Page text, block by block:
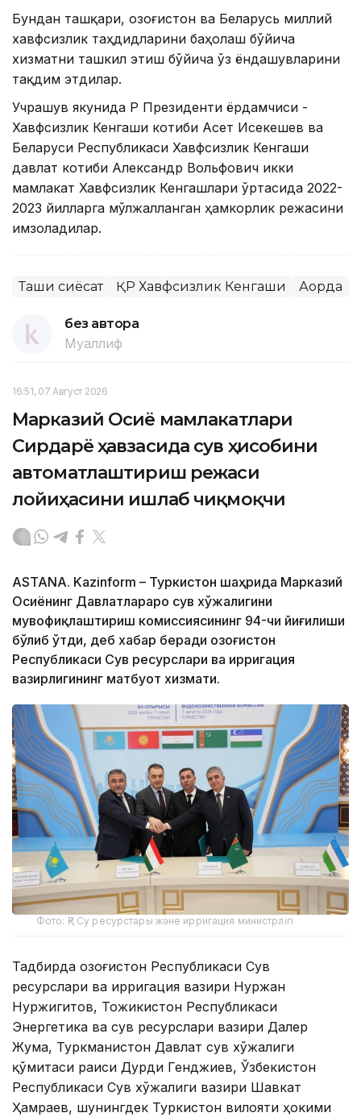
Бундан ташқари, Қозоғистон ва Беларусь миллий
хавфсизлик таҳдидларини баҳолаш бўйича
хизматни ташкил этиш бўйича ўз ёндашувларини
тақдим этдилар.
Учрашув якунида ҚР Президенти ёрдамчиси -
Хавфсизлик Кенгаши котиби Aсет Исекешев ва
Беларуси Республикаси Хавфсизлик Кенгаши
давлат котиби Aлександр Вольфович икки
мамлакат Хавфсизлик Кенгашлари ўртасида 2022-
2023 йилларга мўлжалланган ҳамкорлик режасини
имзоладилар.
Ташқи сиёсат ҚР Хавфсизлик Кенгаши Ақорда
без автора
Муаллиф
16:51, 07 Август 2026
Марказий Осиё мамлакатлари
Сирдарё ҳавзасида сув ҳисобини
автоматлаштириш режаси
лойиҳасини ишлаб чиқмоқчи
ASTANA. Kazinform – Туркистон шаҳрида Марказий
Осиёнинг Давлатлараро сув хўжалигини
мувофиқлаштириш комиссиясининг 94-чи йиғилиши
бўлиб ўтди, деб хабар беради Қозоғистон
Республикаси Сув ресурслари ва ирригация
вазирлигининг матбуот хизмати.
Фото: ҚР Су ресурстары және ирригация министрлігі
Тадбирда Қозоғистон Республикаси Сув
ресурслари ва ирригация вазири Нуржан
Нуржигитов, Тожикистон Республикаси
Энергетика ва сув ресурслари вазири Далер
Жума, Туркманистон Давлат сув хўжалиги
қўмитаси раиси Дурди Генджиев, Ўзбекистон
Республикаси Сув хўжалиги вазири Шавкат
Ҳамраев, шунингдек Туркистон вилояти ҳокими